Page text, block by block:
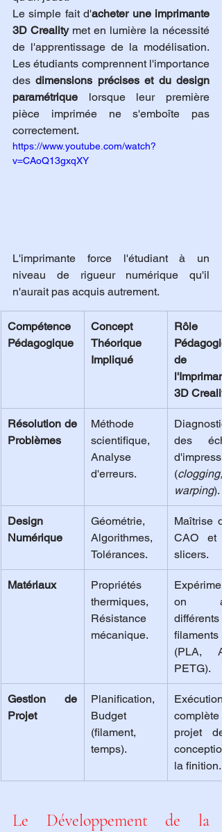
Le simple fait d'acheter une imprimante
3D Creality met en lumière la nécessité
de l'apprentissage de la modélisation.
Les étudiants comprennent l'importance
des dimensions précises et du design
paramétrique lorsque leur première
pièce imprimée ne s'emboîte pas
correctement.
https://www.youtube.com/watch?
v=CAoQ13gxqXY
L'imprimante force l'étudiant à un
niveau de rigueur numérique qu'il
n'aurait pas acquis autrement.
Compétence
Pédagogique
Concept
Théorique
Impliqué
Rôle
de
3D
Résolution de
Problèmes
Méthode
scientifique,
Analyse
d'erreurs.
Diagnostic
des
(clogging,
warping).
Design
Numérique
Géométrie,
Algorithmes,
Tolérances.
Maîtrise
CAO et
slicers.
Matériaux
Propriétés
thermiques,
Résistance
mécanique.
on
différents
filaments
(PLA,
PETG).
Gestion de
Projet
Planification,
Budget
(filament,
temps).
Exécution
complète
projet
la finition.
Le Développement de la